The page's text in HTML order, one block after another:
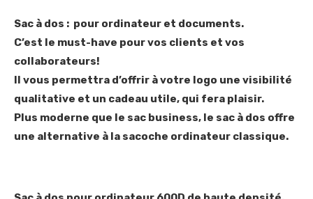
Sac à dos : pour ordinateur et documents.
C’est le must-have pour vos clients et vos
collaborateurs!
Il vous permettra d’offrir à votre logo une visibilité
qualitative et un cadeau utile, qui fera plaisir.
Plus moderne que le sac business, le sac à dos offre
une alternative à la sacoche ordinateur classique.